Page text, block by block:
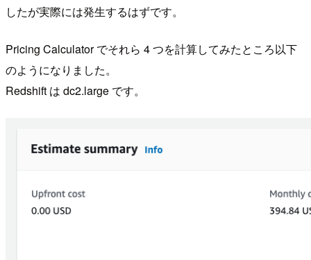
したが実際には発生するはずです。
Pricing Calculator でそれら 4 つを計算してみたところ以下
のようになりました。
Redshift は dc2.large です。